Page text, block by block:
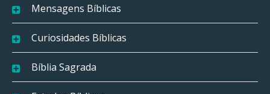
Mensagens Bíblicas
Curiosidades Bíblicas
Bíblia Sagrada